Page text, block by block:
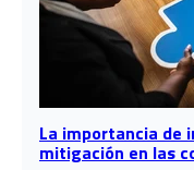
La importancia de
mitigación en las